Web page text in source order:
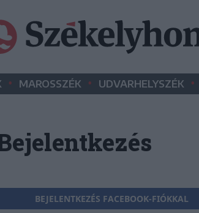
• MAROSSZÉK • UDVARHELYSZÉK •
BEJELENTKEZÉS FACEBOOK-FIÓKKAL